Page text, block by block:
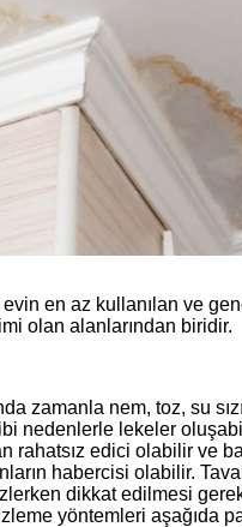
evin en az kullanılan ve
olan alanlarından biridir.
zamanla nem, toz, su
nedenlerle lekeler
rahatsız edici olabilir ve
habercisi olabilir.
dikkat edilmesi
yöntemleri aşağıda